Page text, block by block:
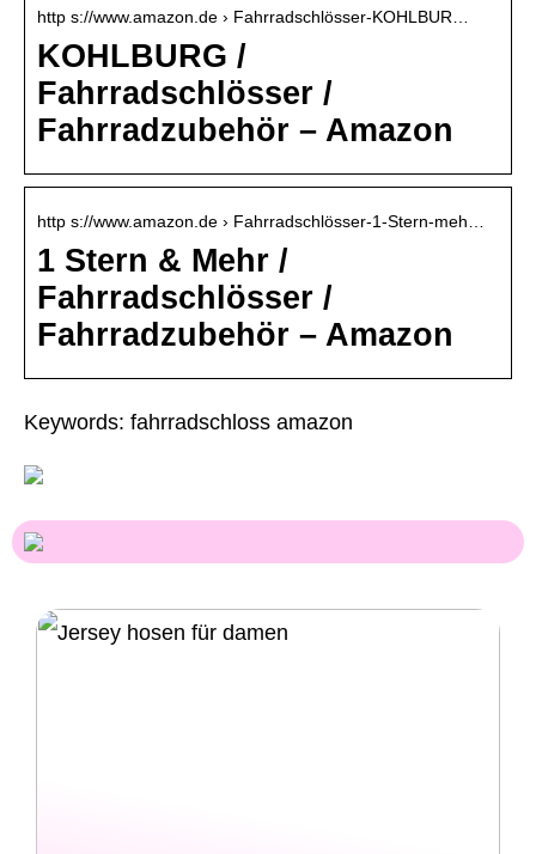
http s://www.amazon.de › Fahrradschlösser-KOHLBUR…
KOHLBURG /
Fahrradschlösser /
Fahrradzubehör – Amazon
http s://www.amazon.de › Fahrradschlösser-1-Stern-meh…
1 Stern & Mehr /
Fahrradschlösser /
Fahrradzubehör – Amazon
Keywords: fahrradschloss amazon